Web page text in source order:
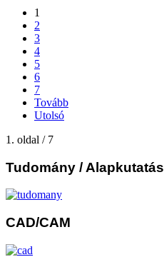
1
2
3
4
5
6
7
Tovább
Utolsó
1. oldal / 7
Tudomány / Alapkutatás
CAD/CAM